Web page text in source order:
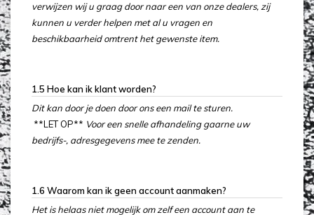
verwijzen wij u graag door naar een van onze dealers, zij
kunnen u verder helpen met al u vragen en
beschikbaarheid omtrent het gewenste item.
1.5 Hoe kan ik klant worden?
Dit kan door je doen door ons een mail te sturen.
**LET OP** Voor een snelle afhandeling gaarne uw
bedrijfs-, adresgegevens mee te zenden.
1.6 Waarom kan ik geen account aanmaken?
Het is helaas niet mogelijk om zelf een account aan te